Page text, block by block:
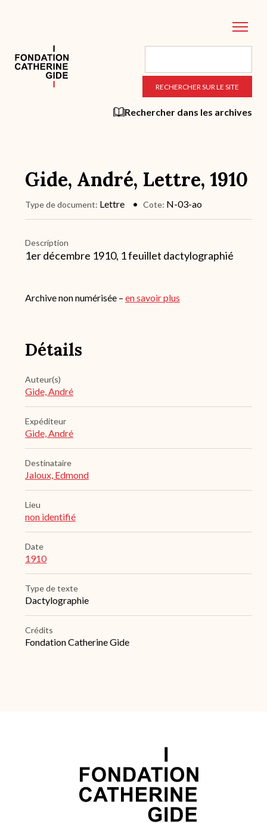
principal
Rechercher dans les archives
Gide, André, Lettre, 1910
Type de document Lettre Cote N-03-ao
Description
1er décembre 1910, 1 feuillet dactylographié
Archive non numérisée – en savoir plus
Détails
Auteur(s)
Gide, André
Expéditeur
Gide, André
Destinataire
Jaloux, Edmond
Lieu
non identifié
Date
1910
Type de texte
Dactylographie
Crédits
Fondation Catherine Gide